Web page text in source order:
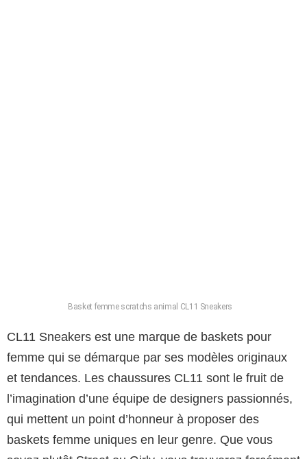
Basket femme scratchs animal CL11 Sneakers
CL11 Sneakers est une marque de baskets pour
femme qui se démarque par ses modèles originaux
et tendances. Les chaussures CL11 sont le fruit de
l’imagination d’une équipe de designers passionnés,
qui mettent un point d’honneur à proposer des
baskets femme uniques en leur genre. Que vous